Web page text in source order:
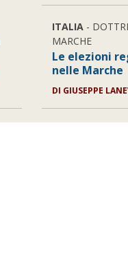
ITALIA-
MARCHE
Le elezioni
nelle Marche
DI GIUSEPPE